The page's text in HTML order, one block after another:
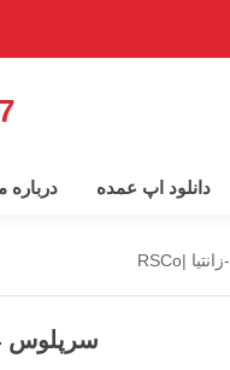
دانلود اپ عمده درباره
سرپلوس 34 خار ABS پژو 405-زانتیا |RSCO